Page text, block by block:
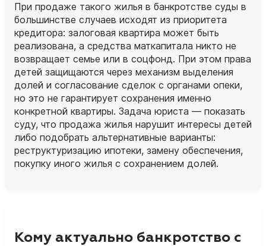
При продаже такого жилья в банкротстве суды в
большинстве случаев исходят из приоритета
кредитора: залоговая квартира может быть
реализована, а средства маткапитала никто не
возвращает семье или в соцфонд. При этом права
детей защищаются через механизм выделения
долей и согласование сделок с органами опеки,
но это не гарантирует сохранения именно
конкретной квартиры. Задача юриста — показать
суду, что продажа жилья нарушит интересы детей
либо подобрать альтернативные варианты:
реструктуризацию ипотеки, замену обеспечения,
покупку иного жилья с сохранением долей.
Кому актуально банкротство с